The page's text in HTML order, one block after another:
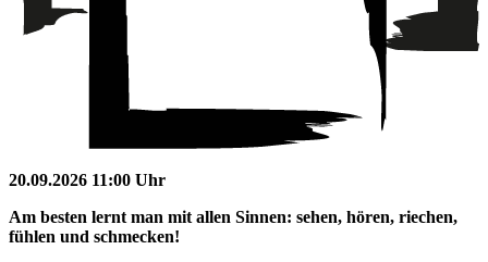
20.09.2026 11:00 Uhr
Am besten lernt man mit allen Sinnen: sehen, hören, riechen,
fühlen und schmecken!